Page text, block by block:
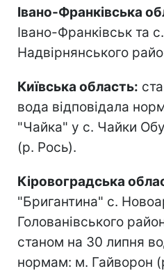
Івано-Франківська
Івано-Франківськ та
Надвірнянського
Київська область:
вода відповідала
"Чайка" у с. Чайки
(р. Рось).
Кіровоградська
"Бригантина" с.
Голованівського
станом на 30 липня
нормам: м. Гайворон